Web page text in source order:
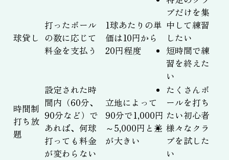
球貸し
打ったボール
の数に応じて
料金を支払う
1球あたりの単
価は10円から
20円程度
ブだけを集
中して練習
したい
短時間で練
習を終えた
い
時間制
打ち放
題
設定された時
間内（60分、
90分など）で
あれば、何球
打っても料金
が変わらない
立地によって
90分で1,000円
～5,000円と差
が大きい
たくさんボ
ールを打ち
たい初心者
様々なクラ
ブを試した
い